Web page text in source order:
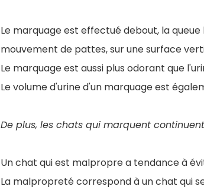
Le marquage est effectué debout, la queue
mouvement de pattes, sur une surface
Le marquage est aussi plus odorant que
Le volume d'urine d'un marquage est
De plus, les chats qui marquent
Un chat qui est malpropre a tendance à
La malpropreté correspond à un chat qui